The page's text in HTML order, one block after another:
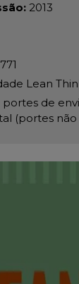
2013
Lean
portes de
(portes não